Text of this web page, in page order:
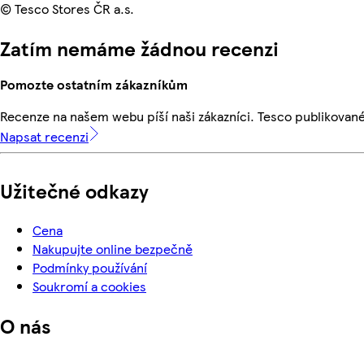
© Tesco Stores ČR a.s.
Zatím nemáme žádnou recenzi
Pomozte ostatním zákazníkům
Recenze na našem webu píší naši zákazníci. Tesco
Napsat recenzi
Užitečné odkazy
Cena
Nakupujte online bezpečně
Podmínky používání
Soukromí a cookies
O nás